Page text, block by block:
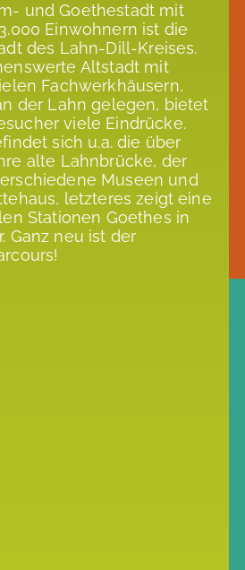
und Goethestadt mit
Einwohnern ist die
des Lahn-Dill-Kreises.
Altstadt mit
Fachwerkhäusern,
der Lahn gelegen, bietet
viele Eindrücke.
sich u.a. die über
alte Lahnbrücke, der
Museen und
letzteres zeigt eine
Stationen Goethes in
Ganz neu ist der